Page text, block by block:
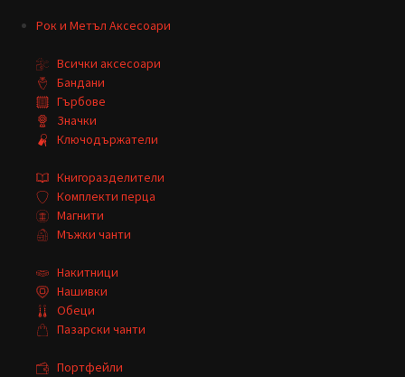
Рок и Метъл Аксесоари
Всички аксесоари
Бандани
Гърбове
Значки
Ключодържатели
Книгоразделители
Комплекти перца
Магнити
Мъжки чанти
Накитници
Нашивки
Обеци
Пазарски чанти
Портфейли